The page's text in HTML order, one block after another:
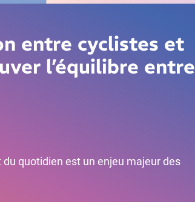
entre cyclistes et
l’équilibre entre
quotidien est un enjeu majeur des